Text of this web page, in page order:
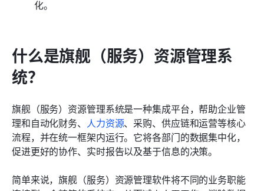
化。
什么是旗舰（服务）资源管理系
统？
旗舰（服务）资源管理系统是一种集成平台，帮助企业管
理和自动化财务、 人力资源、采购、供应链和运营等核心
流程，并在统一框架内运行。它将各部门的数据集中化，
促进更好的协作、实时报告以及基于信息的决策。
简单来说，旗舰（服务）资源管理软件将不同的业务职能